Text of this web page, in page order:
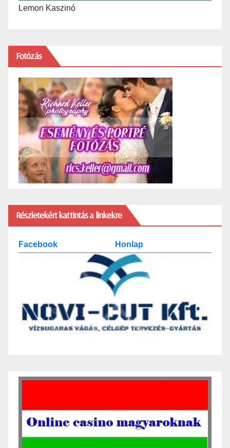
Lemon Kaszinó
Fotózás
Részletekért kattintás a linkekre
Facebook Honlap